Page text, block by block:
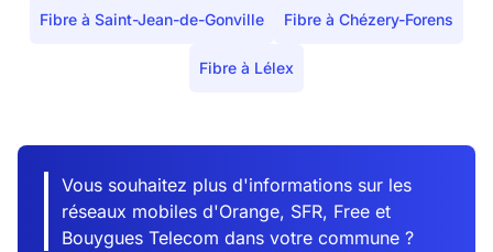
Fibre à Saint-Jean-de-Gonville Fibre à Chézery-Forens
Fibre à Lélex
Vous souhaitez plus d'informations sur les
réseaux mobiles d'Orange, SFR, Free et
Bouygues Telecom dans votre commune ?